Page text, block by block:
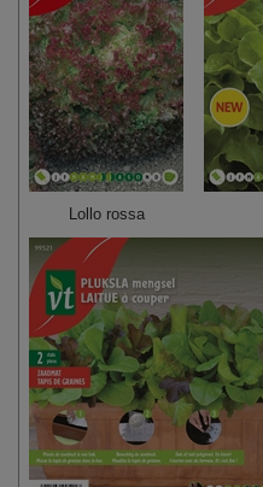
Lollo rossa